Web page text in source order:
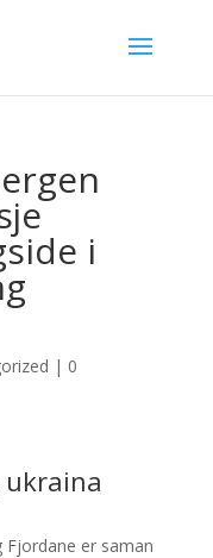
i
| 0
Fjordane er saman